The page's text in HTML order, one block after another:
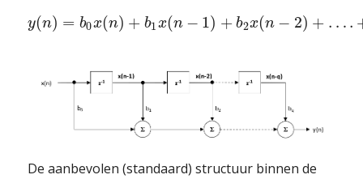
y(n) = b0x(n) + b1x(n − 1 ) + b2x(n − 2) + … .
De aanbevolen (standaard) structuur binnen de